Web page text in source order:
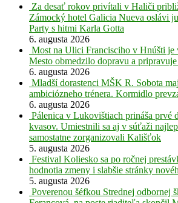
Za desať rokov privítali v Haliči
Zámocký hotel Galicia Nueva oslávi
Party s hitmi Karla Gotta
6. augusta 2026
Most na Ulici Francisciho v Hnúšti je
Mesto obmedzilo dopravu a
6. augusta 2026
Mladší dorastenci MŠK R. Sobota
ambiciózneho trénera. Kormidlo
6. augusta 2026
Pálenica v Lukovištiach prináša prvé
kvasov. Umiestnili sa aj v súťaži
samostatne zorganizovali Kališťok
5. augusta 2026
Festival Koliesko sa po ročnej
hodnotia zmeny i slabšie stránky
5. augusta 2026
Poverenou šéfkou Strednej odbornej